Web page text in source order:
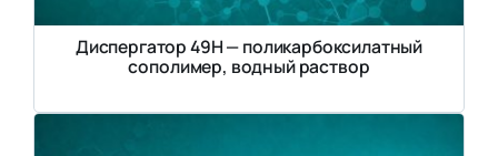
Диспергатор 49Н — поликарбоксилатный
сополимер, водный раствор